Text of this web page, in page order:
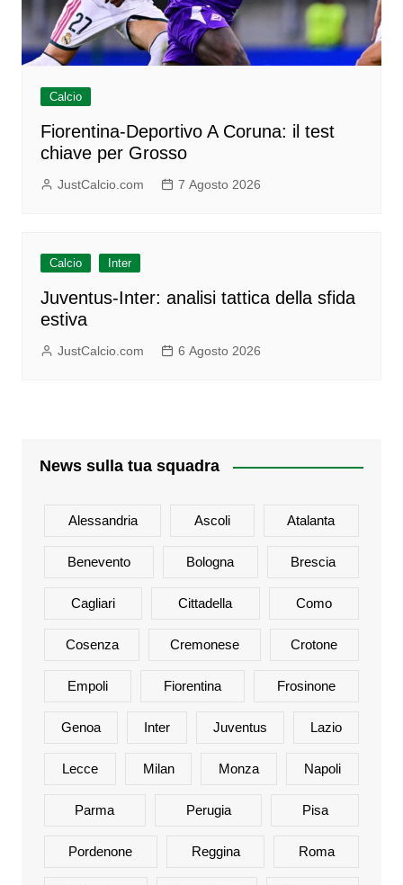
Calcio
Fiorentina-Deportivo A Coruna: il test
chiave per Grosso
JustCalcio.com 7 Agosto 2026
Calcio Inter
Juventus-Inter: analisi tattica della sfida
estiva
JustCalcio.com 6 Agosto 2026
News sulla tua squadra
Alessandria Ascoli Atalanta
Benevento Bologna Brescia
Cagliari Cittadella Como
Cosenza Cremonese Crotone
Empoli Fiorentina Frosinone
Genoa Inter Juventus Lazio
Lecce Milan Monza Napoli
Parma Perugia Pisa
Pordenone Reggina Roma